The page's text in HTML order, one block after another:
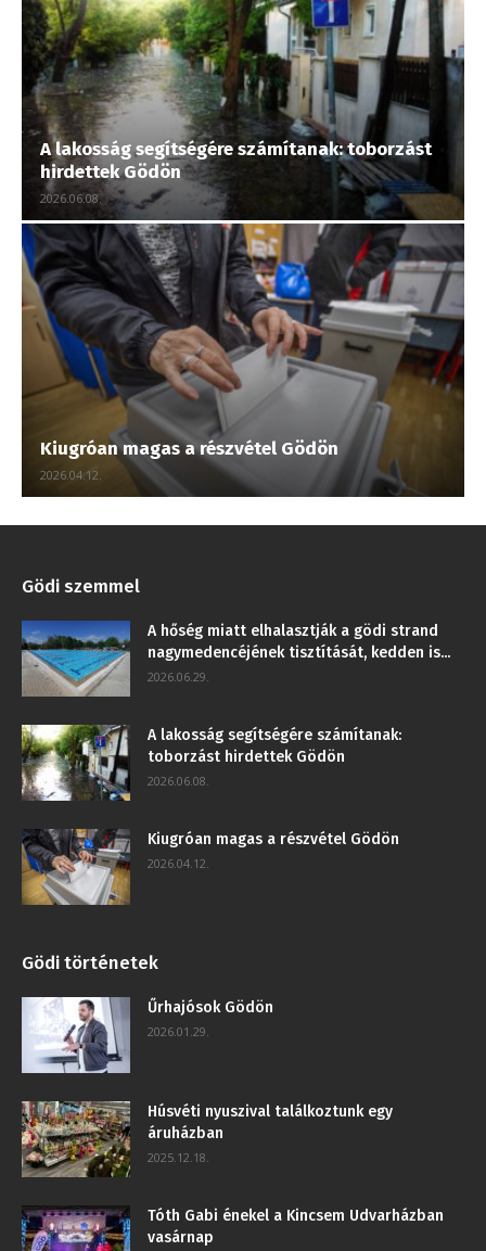
A lakosság segítségére számítanak: toborzást
hirdettek Gödön
2026.06.08.
Kiugróan magas a részvétel Gödön
2026.04.12.
Gödi szemmel
A hőség miatt elhalasztják a gödi strand
nagymedencéjének tisztítását, kedden is...
2026.06.29.
A lakosság segítségére számítanak:
toborzást hirdettek Gödön
2026.06.08.
Kiugróan magas a részvétel Gödön
2026.04.12.
Gödi történetek
Űrhajósok Gödön
2026.01.29.
Húsvéti nyuszival találkoztunk egy
áruházban
2025.12.18.
Tóth Gabi énekel a Kincsem Udvarházban
vasárnap